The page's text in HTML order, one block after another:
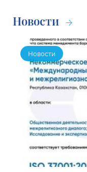
Новости
Новости